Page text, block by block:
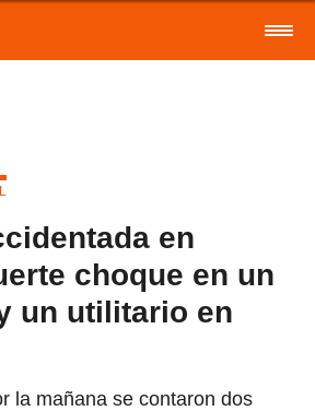
en
choque en un
un utilitario en
la mañana se contaron dos